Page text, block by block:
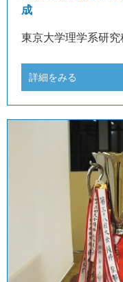
成
東京大学理学系研究
詳細をみる